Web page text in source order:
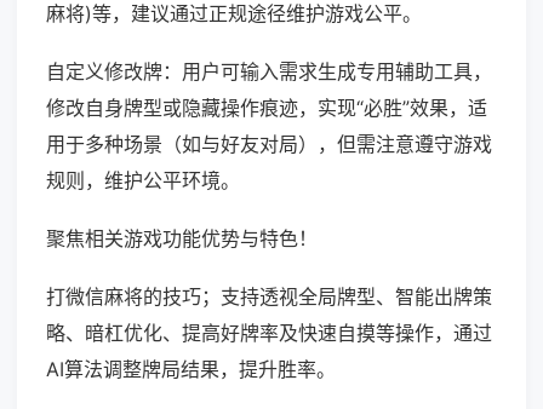
麻将)等，建议通过正规途径维护游戏公平。
自定义修改牌：用户可输入需求生成专用辅助工具，
修改自身牌型或隐藏操作痕迹，实现“必胜”效果，适
用于多种场景（如与好友对局），但需注意遵守游戏
规则，维护公平环境。
聚焦相关游戏功能优势与特色！
打微信麻将的技巧；支持透视全局牌型、智能出牌策
略、暗杠优化、提高好牌率及快速自摸等操作，通过
AI算法调整牌局结果，提升胜率。